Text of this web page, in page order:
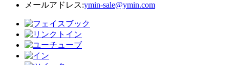
メールアドレス:ymin-sale@ymin.com